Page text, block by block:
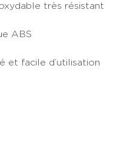
très résistant
ABS
et facile d’utilisation